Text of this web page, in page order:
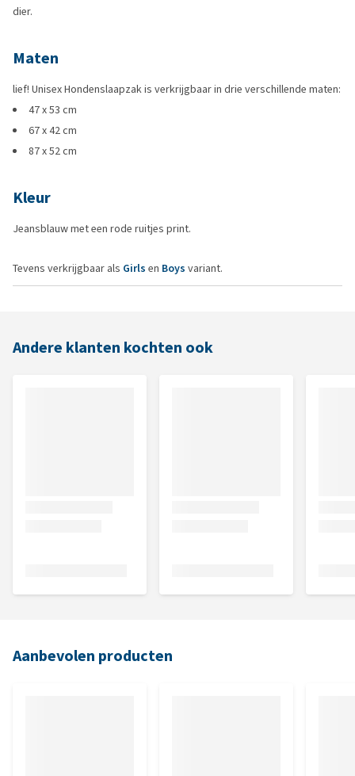
dier.
Maten
lief! Unisex Hondenslaapzak is verkrijgbaar in drie verschillende maten:
47 x 53 cm
67 x 42 cm
87 x 52 cm
Kleur
Jeansblauw met een rode ruitjes print.
Tevens verkrijgbaar als Girls en Boys variant.
Andere klanten kochten ook
Aanbevolen producten